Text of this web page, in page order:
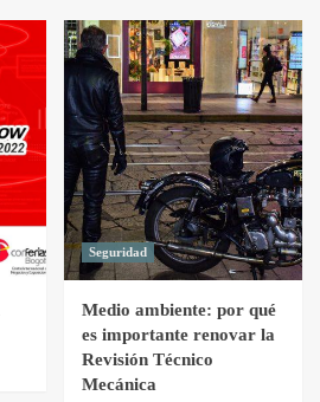
Seguridad
Medio ambiente: por qué
es importante renovar la
Revisión Técnico
Mecánica